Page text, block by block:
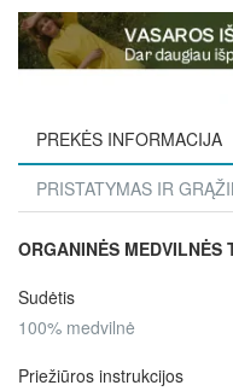
PREKĖS INFORMACIJA
PRISTATYMAS IR
ORGANINĖS MEDVILNĖS
Sudėtis
100% medvilnė
Priežiūros instrukcijos